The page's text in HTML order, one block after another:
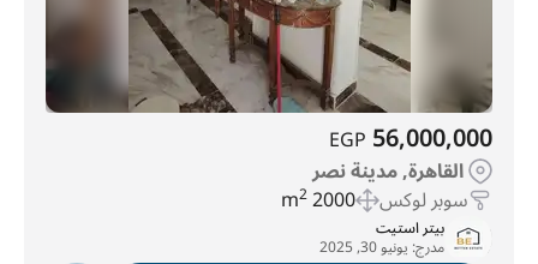
56,000,000
EGP
القاهرة, مدينة نصر
سوبر لوكس 2000 m
2
بيتر استيت
مدرج: يونيو 30, 2025